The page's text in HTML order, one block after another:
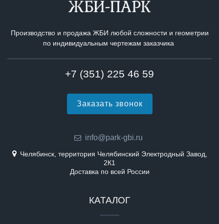
Производство и продажа ЖБИ любой сложности и геометрии
по индивидуальным чертежам заказчика
+7 (351) 225 46 59
Заказать звонок
info@park-gbi.ru
Челябинск, территория Челябинский Электродный Завод,
2К1
Доставка по всей России
КАТАЛОГ